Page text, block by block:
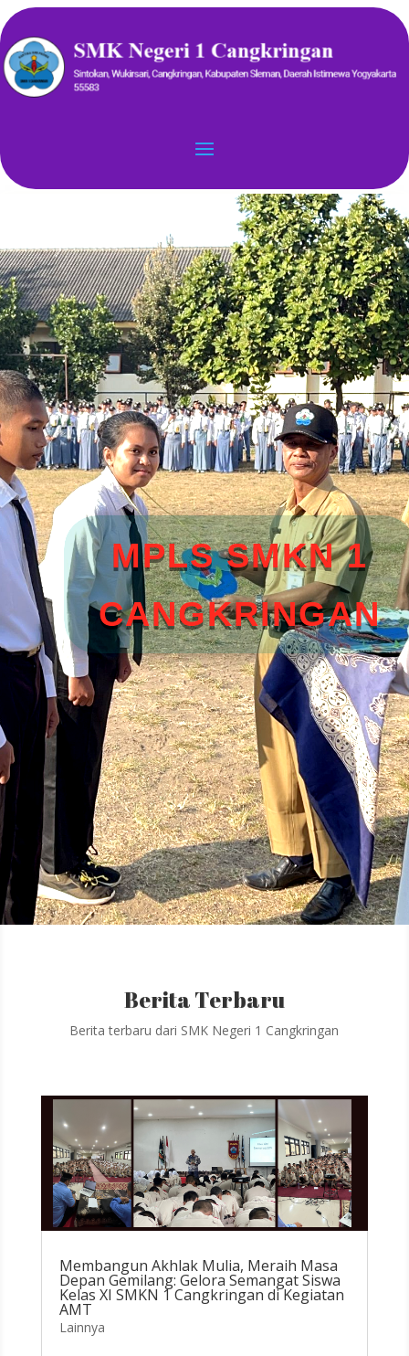
MPLS SMKN 1
CANGKRINGAN
Berita Terbaru
Berita terbaru dari SMK Negeri 1 Cangkringan
Membangun Akhlak Mulia, Meraih Masa
Depan Gemilang: Gelora Semangat Siswa
Kelas XI SMKN 1 Cangkringan di Kegiatan
AMT
Lainnya